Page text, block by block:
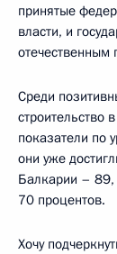
принятые
власти, и
отечественным
Среди
строительство
показатели по
они уже
Балкарии – 89,
70 процентов.
Хочу